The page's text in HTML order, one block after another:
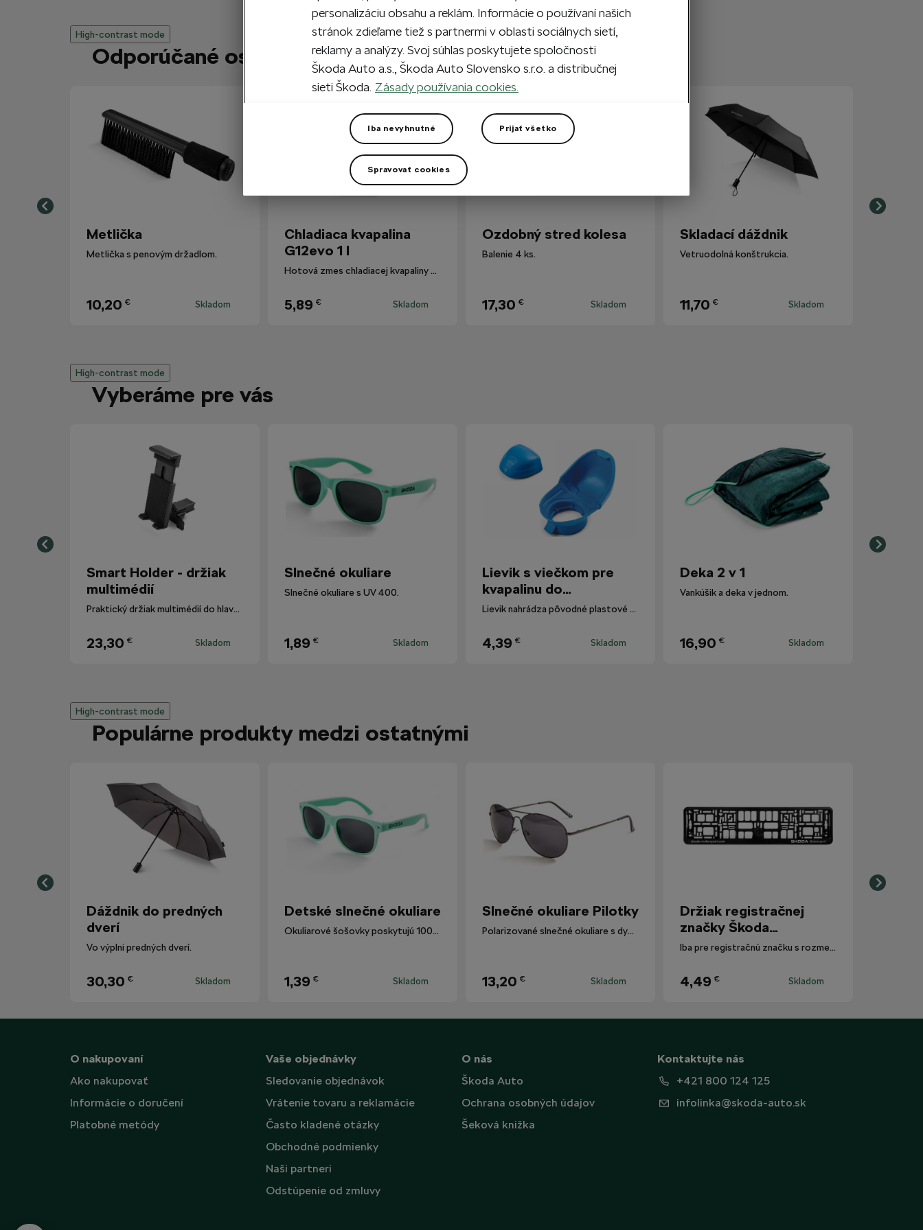
High-contrast mode
Odporúčané ostatnými zákazníkmi
Metlička
Metlička s penovým držadlom.
10,20 € Skladom
Chladiaca kvapalina
G12evo 1 l
Hotová zmes chladiacej kvapaliny G12evo pre všetky vozidlá Škoda.
5,89 € Skladom
Ozdobný stred kolesa
Balenie 4 ks.
17,30 € Skladom
Skladací dáždnik
Vetruodolná konštrukcia.
11,70 € Skladom
High-contrast mode
Vyberáme pre vás
Smart Holder - držiak
multimédií
Praktický držiak multimédií do hlavovej opierky.
23,30 € Skladom
Slnečné okuliare
Slnečné okuliare s UV 400.
1,89 € Skladom
Lievik s viečkom pre
kvapalinu do
ostrekovačov
Lievik nahrádza pôvodné plastové viečko nádobky ostrekovačov.
4,39 € Skladom
Deka 2 v 1
Vankúšik a deka v jednom.
16,90 € Skladom
High-contrast mode
Populárne produkty medzi ostatnými
Dáždnik do predných
dverí
Vo výplni predných dverí.
30,30 € Skladom
Detské slnečné okuliare
Okuliarové šošovky poskytujú 100% ochranu proti UV žiareniu.
1,39 € Skladom
Slnečné okuliare Pilotky
Polarizované slnečné okuliare s dymovými sklami.
13,20 € Skladom
Držiak registračnej
značky Škoda
Motorsport
Iba pre registračnú značku s rozmermi 520 mm x 110 mm.
4,49 € Skladom
O nakupovaní
Ako nakupovať
Informácie o doručení
Platobné metódy
Vaše objednávky
Sledovanie objednávok
Vrátenie tovaru a reklamácie
Často kladené otázky
Obchodné podmienky
Naši partneri
Odstúpenie od zmluvy
O nás
Škoda Auto
Ochrana osobných údajov
Šeková knižka
Kontaktujte nás
+421 800 124 125
infolinka@skoda-auto.sk
personalizáciu obsahu a reklám. Informácie o používaní našich
stránok zdieľame tiež s partnermi v oblasti sociálnych sietí,
reklamy a analýzy. Svoj súhlas poskytujete spoločnosti
Škoda Auto a.s., Škoda Auto Slovensko s.r.o. a distribučnej
sieti Škoda. Zásady používania cookies.
Iba nevyhnutné Prijať všetko
Spravovať cookies